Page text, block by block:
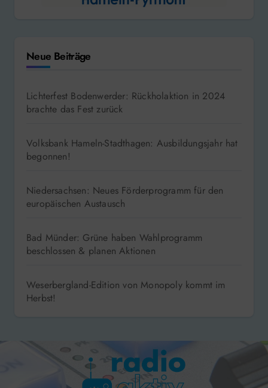
Neue Beiträge
Lichterfest Bodenwerder: Rückholaktion in 2024
brachte das Fest zurück
Volksbank Hameln-Stadthagen: Ausbildungsjahr hat
begonnen!
Niedersachsen: Neues Förderprogramm für den
europäischen Austausch
Bad Münder: Grüne haben Wahlprogramm
beschlossen & planen Aktionen
Weserbergland-Edition von Monopoly kommt im
Herbst!